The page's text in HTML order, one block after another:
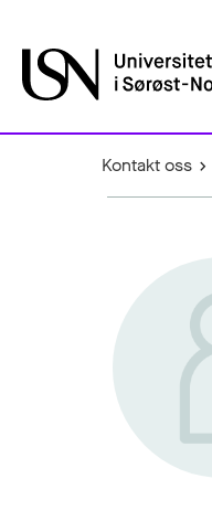
Kontakt oss